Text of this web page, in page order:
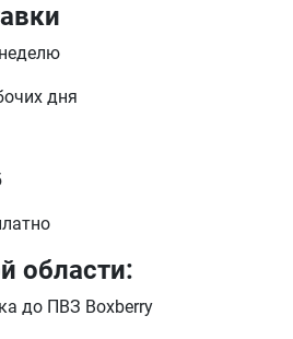
дня
области:
до ПВЗ Boxberry